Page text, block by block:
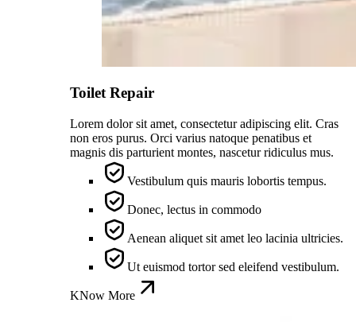
Toilet Repair
Lorem dolor sit amet, consectetur adipiscing elit. Cras
non eros purus. Orci varius natoque penatibus et
magnis dis parturient montes, nascetur ridiculus mus.
Vestibulum quis mauris lobortis tempus.
Donec, lectus in commodo
Aenean aliquet sit amet leo lacinia ultricies.
Ut euismod tortor sed eleifend vestibulum.
KNow More